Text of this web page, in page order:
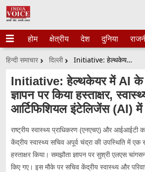
होम क्षेत्रीय देश दुनिया
हिन्दी समाचार दिल्ली Initiative: हेल्थकेयर में AI के लिए समझौता ज्ञापन पर किया हस्ताक्षर, स्वास्थ्य अनुसंधान में आर्टिफिशियल इंटेलिजेंस (AI) में आएगी क्रांति
Initiative: हेल्थकेयर में AI के
ज्ञापन पर किया हस्ताक्षर,
आर्टिफिशियल इंटेलिजेंस (AI) में
राष्ट्रीय स्वास्थ्य प्राधिकरण (एनएचए) और आईआईटी
केंद्रीय स्वास्थ्य सचिव अपूर्व चंद्रा की उपस्थिति में एक
हस्ताक्षर किया। समझौता ज्ञापन पर सुश्री एलएस चांगसन,
किए गए। इस मौके पर सचिव केंद्रीय स्वास्थ्य और